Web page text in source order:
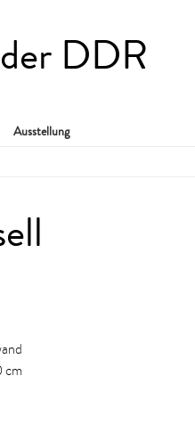
DDR
Ausstellung
cm